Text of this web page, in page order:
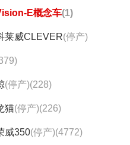
E概念车(1)
莱威CLEVER(停产)
(停产)(228)
猫(停产)(226)
威350(停产)(4772)